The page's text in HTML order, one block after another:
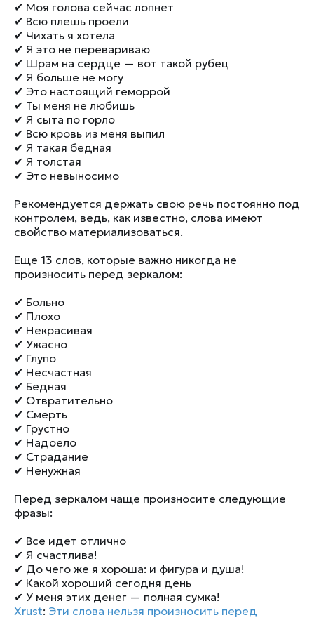
✔ Моя голова сейчас лопнет
✔ Всю плешь проели
✔ Чихать я хотела
✔ Я это не перевариваю
✔ Шрам на сердце — вот такой рубец
✔ Я больше не могу
✔ Это настоящий геморрой
✔ Ты меня не любишь
✔ Я сыта по горло
✔ Всю кровь из меня выпил
✔ Я такая бедная
✔ Я толстая
✔ Это невыносимо
Рекомендуется держать свою речь постоянно под
контролем, ведь, как известно, слова имеют
свойство материализоваться.
Еще 13 слов, которые важно никогда не
произносить перед зеркалом:
✔ Больно
✔ Плохо
✔ Некрасивая
✔ Ужасно
✔ Глупо
✔ Несчастная
✔ Бедная
✔ Отвратительно
✔ Смерть
✔ Грустно
✔ Надоело
✔ Страдание
✔ Ненужная
Перед зеркалом чаще произносите следующие
фразы:
✔ Все идет отлично
✔ Я счастлива!
✔ До чего же я хороша: и фигура и душа!
✔ Какой хороший сегодня день
✔ У меня этих денег — полная сумка!
Xrust: Эти слова нельзя произносить перед